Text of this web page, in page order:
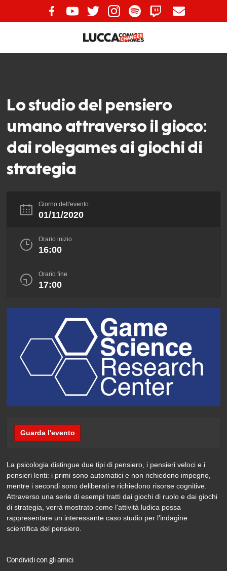
Lo studio del pensiero
umano attraverso il gioco:
dai rolegames ai giochi di
strategia
Giorno dell'evento
01/11/2020
Orario inizio
16:00
Orario fine
17:00
Guarda l'evento
La psicologia distingue due tipi di pensiero, i pensieri veloci e i
pensieri lenti: i primi sono automatici e non richiedono impegno,
mentre i secondi sono deliberati e richiedono risorse cognitive.
Attraverso una serie di esempi tratti dai giochi di ruolo e dai giochi
di strategia, verrà mostrato come l'attività ludica possa
rappresentare un interessante caso studio per l'indagine
scientifica del pensiero.
Condividi con gli amici